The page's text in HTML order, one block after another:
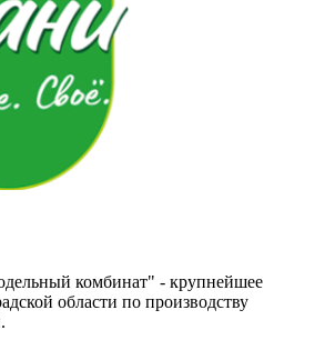
комбинат" - крупнейшее
области по производству